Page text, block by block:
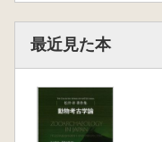
最近見た本